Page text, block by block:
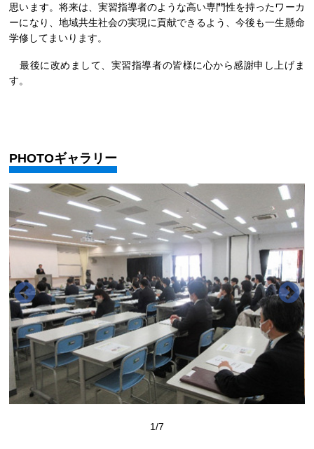
思います。将来は、実習指導者のような高い専門性を持ったワーカ
ーになり、地域共生社会の実現に貢献できるよう、今後も一生懸命
学修してまいります。
最後に改めまして、実習指導者の皆様に心から感謝申し上げま
す。
PHOTOギャラリー
1/7